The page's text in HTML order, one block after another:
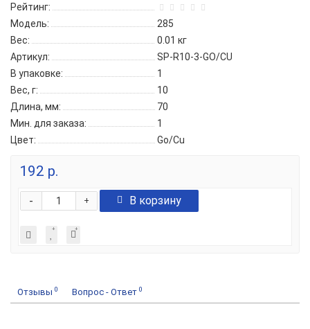
Рейтинг:
Модель:
285
Вес:
0.01 кг
Артикул:
SP-R10-3-GO/CU
В упаковке:
1
Вес, г:
10
Длина, мм:
70
Мин. для заказа:
1
Цвет:
Go/Cu
192 р.
+
- В корзину
Отзывы 0 Вопрос - Ответ 0